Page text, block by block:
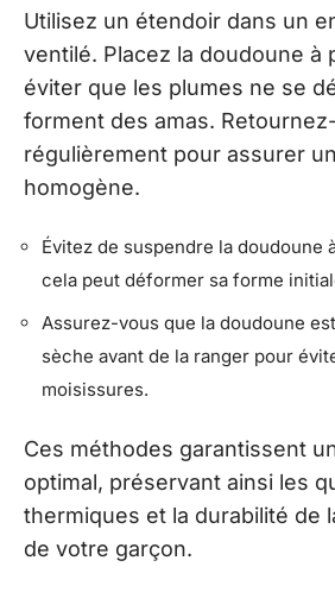
Utilisez un étendoir dans un
ventilé. Placez la doudoune à
éviter que les plumes ne se
forment des amas.
régulièrement pour assurer
homogène.
Évitez de suspendre la doudoune
cela peut déformer sa forme
Assurez-vous que la doudoune
sèche avant de la ranger pour
moisissures.
Ces méthodes garantissent
optimal, préservant ainsi les
thermiques et la durabilité de
de votre garçon.